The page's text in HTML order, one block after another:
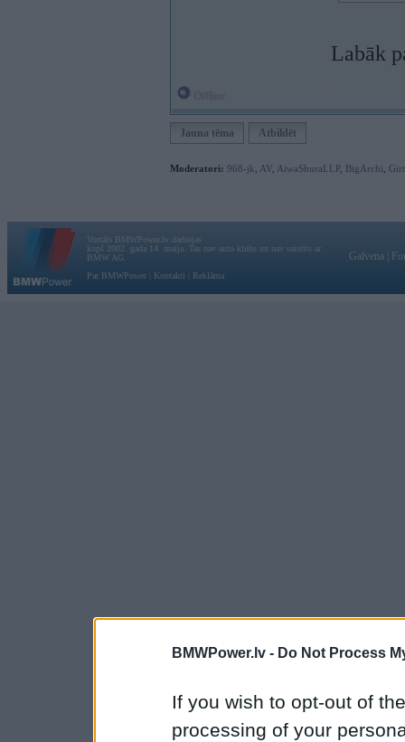
BMWPower.lv - Do Not Process
If you wish to opt-out of
processing of your
Labāk
Jauna tēma Atbildēt
Moderatori: 968-jk AV AiwaShuraLLP, BigArchi
Vortāls BMWPower.lv darbojas
kopš 2002. gada 14. maija. Tas nav auto klubs un nav saistīts ar
BMW AG.
Par BMWPower
Kontakti Reklāma
Galvena